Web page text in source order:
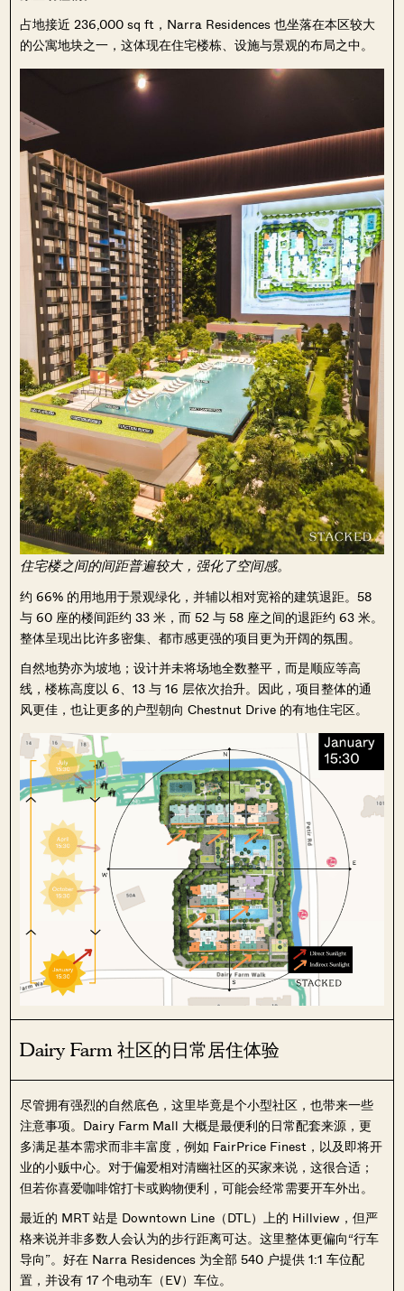
占地接近 236,000 sq ft，Narra Residences 也坐落在本区较大
的公寓地块之一，这体现在住宅楼栋、设施与景观的布局之中。
住宅楼之间的间距普遍较大，强化了空间感。
约 66% 的用地用于景观绿化，并辅以相对宽裕的建筑退距。58
与 60 座的楼间距约 33 米，而 52 与 58 座之间的退距约 63 米。
整体呈现出比许多密集、都市感更强的项目更为开阔的氛围。
自然地势亦为坡地；设计并未将场地全数整平，而是顺应等高
线，楼栋高度以 6、13 与 16 层依次抬升。因此，项目整体的通
风更佳，也让更多的户型朝向 Chestnut Drive 的有地住宅区。
Dairy Farm 社区的日常居住体验
尽管拥有强烈的自然底色，这里毕竟是个小型社区，也带来一些
注意事项。Dairy Farm Mall 大概是最便利的日常配套来源，更
多满足基本需求而非丰富度，例如 FairPrice Finest，以及即将开
业的小贩中心。对于偏爱相对清幽社区的买家来说，这很合适；
但若你喜爱咖啡馆打卡或购物便利，可能会经常需要开车外出。
最近的 MRT 站是 Downtown Line（DTL）上的 Hillview，但严
格来说并非多数人会认为的步行距离可达。这里整体更偏向“行车
导向”。好在 Narra Residences 为全部 540 户提供 1:1 车位配
置，并设有 17 个电动车（EV）车位。